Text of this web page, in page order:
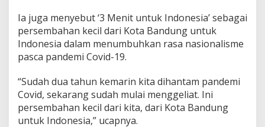
Ia juga menyebut ‘3 Menit untuk Indonesia’ sebagai
persembahan kecil dari Kota Bandung untuk
Indonesia dalam menumbuhkan rasa nasionalisme
pasca pandemi Covid-19.
“Sudah dua tahun kemarin kita dihantam pandemi
Covid, sekarang sudah mulai menggeliat. Ini
persembahan kecil dari kita, dari Kota Bandung
untuk Indonesia,” ucapnya.